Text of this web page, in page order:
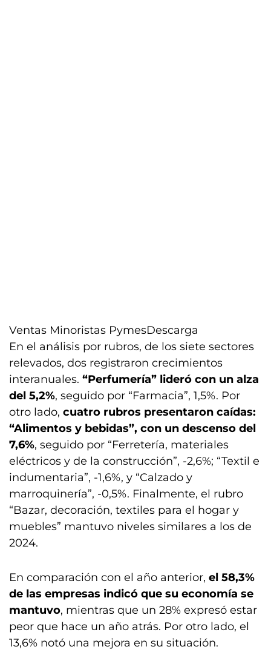
Ventas Minoristas PymesDescarga
En el análisis por rubros, de los siete sectores
relevados, dos registraron crecimientos
interanuales. “Perfumería” lideró con un alza
del 5,2%, seguido por “Farmacia”, 1,5%. Por
otro lado, cuatro rubros presentaron caídas:
“Alimentos y bebidas”, con un descenso del
7,6%, seguido por “Ferretería, materiales
eléctricos y de la construcción”, -2,6%; “Textil e
indumentaria”, -1,6%, y “Calzado y
marroquinería”, -0,5%. Finalmente, el rubro
“Bazar, decoración, textiles para el hogar y
muebles” mantuvo niveles similares a los de
2024.
En comparación con el año anterior, el 58,3%
de las empresas indicó que su economía se
mantuvo, mientras que un 28% expresó estar
peor que hace un año atrás. Por otro lado, el
13,6% notó una mejora en su situación.